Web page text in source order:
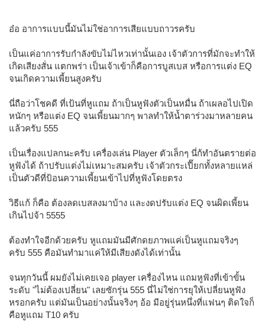
อ๋อ อาการแบบนี้มันไม่ใช่อาการเสียแบบถาวรครับ
เป็นแค่อาการรับกำลังขับไม่ไหวเท่านั้นเอง เจ้าตัวการที่มักจะทำให้
เกิดเสียงสั่น แตกพร่า เป็นเจ้าเข้าก็คือการบูสเบส หรือการแต่ง EQ
จนเกิดความเพี้ยนสูงครับ
นี่ถือว่าโชคดี ที่เป้นที่หูแถม ถ้าเป็นหูฟังตัวเป็นหมื่น ถ้าเผลอไปเปิด
หนักๆ หรือแต่ง EQ จนเพี้ยนมากๆ พาลทำให้น้ำตาร่วงมาหลายคน
แล้วครับ 555
เป็นเรื่องแปลกนะครับ เครื่องเล่น Player ตัวเล็กๆ นี่ก้ทำอันตรายต่อ
หูฟังได้ ถ้าปรับแต่งไม่เหมาะสมครับ เจ้าตัวกระเปี๊ยกทั้งหลายแหล่
เป็นตัวดีที่ป้อนความเพี้ยนเข้าไปที่หูฟังโดยตรง
วิธีแก้ ก็คือ ต้องลดเบสลงมาบ้าง และงดปรับแต่ง EQ จนผิดเพี้ยน
เกินไปจ้า 5555
ต้องทำใจอีกด้วยครับ หูแถมมันมีศักดยภาพแค่เป็นหูแถมจริงๆ
ครับ 555 คือมันทำมาแค่ให้มีเสียงดังได้เท่านั้น
จนทุกวันนี้ ผมยังไม่เคยเจอ player เครื่องไหน แถมหูฟังที่เข้าขั้น
ระดับ "ไม่ต้องเปลี่ยน" เลยซักรุ่น 555 นี่ไม่ใช่การยุให้เปลี่ยนหูฟัง
หรอกครับ แต่มันเป็นอย่างนั้นจริงๆ อ้อ มีอยู่รุ่นหนึ่งที่แฟนๆ ติดใจก็
คือหูแถม T10 ครับ